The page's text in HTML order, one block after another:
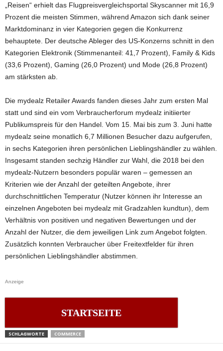
„Reisen“ erhielt das Flugpreisvergleichsportal Skyscanner mit 16,9
Prozent die meisten Stimmen, während Amazon sich dank seiner
Marktdominanz in vier Kategorien gegen die Konkurrenz
behauptete. Der deutsche Ableger des US-Konzerns schnitt in den
Kategorien Elektronik (Stimmenanteil: 41,7 Prozent), Family & Kids
(33,6 Prozent), Gaming (26,0 Prozent) und Mode (26,8 Prozent)
am stärksten ab.
Die mydealz Retailer Awards fanden dieses Jahr zum ersten Mal
statt und sind ein vom Verbraucherforum mydealz initiierter
Publikumspreis für den Handel. Vom 15. Mai bis zum 3. Juni hatte
mydealz seine monatlich 6,7 Millionen Besucher dazu aufgerufen,
in sechs Kategorien ihren persönlichen Lieblingshändler zu wählen.
Insgesamt standen sechzig Händler zur Wahl, die 2018 bei den
mydealz-Nutzern besonders populär waren – gemessen an
Kriterien wie der Anzahl der geteilten Angebote, ihrer
durchschnittlichen Temperatur (Nutzer können ihr Interesse an
einzelnen Angeboten bei mydealz mit Gradzahlen kundtun), dem
Verhältnis von positiven und negativen Bewertungen und der
Anzahl der Nutzer, die dem jeweiligen Link zum Angebot folgten.
Zusätzlich konnten Verbraucher über Freitextfelder für ihren
persönlichen Lieblingshändler abstimmen.
Anzeige
STARTSEITE
SCHLAGWORTE COMMERCE